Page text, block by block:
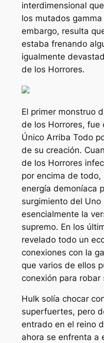
interdimensional
los mutados
embargo, resulta
estaba frenando
igualmente
de los Horrores.
El primer monstruo
de los Horrores, fue
Único Arriba Todo
de su creación.
de los Horrores
por encima de todo,
energía demoníaca
surgimiento del
esencialmente la
supremo. En los
revelado todo un
conexiones con la
que varios de ellos
conexión para robar
Hulk solía chocar
superfuertes, pero
entrado en el reino
ahora se enfrenta a